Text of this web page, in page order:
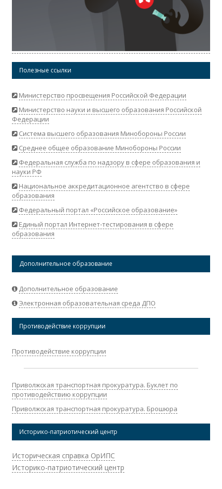
Полезные ссылки
Министерство просвещения Российской Федерации
Министерство науки и высшего образования Российской
Федерации
Система высшего образования Минобороны России
Среднее общее образование Минобороны России
Федеральная служба по надзору в сфере образования и
науки РФ
Национальное аккредитационное агентство в сфере
образования
Федеральный портал «Российское образование»
Единый портал Интернет-тестирования в сфере
образования
Дополнительное образование
Дополнительное образование
Электронная образовательная среда ДПО
Противодействие коррупции
Противодействие коррупции
Приволжская транспортная прокуратура. Буклет по
противодействию коррупции
Приволжская транспортная прокуратура. Брошюра
Историко-патриотический центр
Историческая справка ОрИПС
Историко-патриотический центр